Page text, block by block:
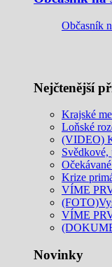
Občasník
Nejčtenější
Krajské
Loňské
(VIDEO)
Svědkové,
Krize
VÍME
VÍME
Novinky